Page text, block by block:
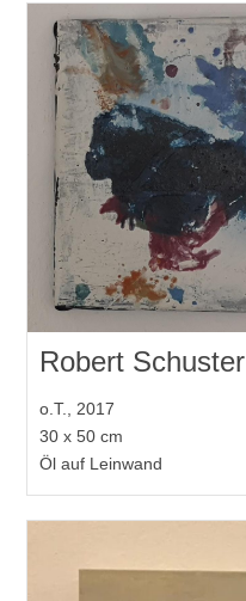
Robert Schuster
o.T., 2017
30 x 50 cm
Öl auf Leinwand